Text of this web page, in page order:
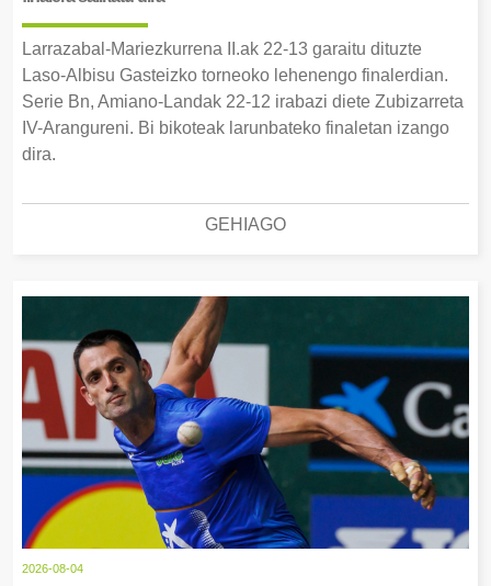
Larrazabal-Mariezkurrena II.ak 22-13 garaitu dituzte
Laso-Albisu Gasteizko torneoko lehenengo finalerdian.
Serie Bn, Amiano-Landak 22-12 irabazi diete Zubizarreta
IV-Arangureni. Bi bikoteak larunbateko finaletan izango
dira.
GEHIAGO
2026-08-04